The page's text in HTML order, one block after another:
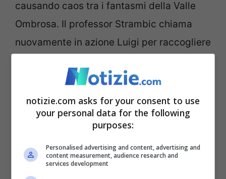
causando caos tra i fantasmi della Valle
Ombrosa. Il professor Strambic chiama
nuovamente in azione Luigi per raccogliere
aspirando i fantasmi ribelli con il suo fidato
Poltergust 5000.
notizie.com asks for your consent to use
your personal data for the following
purposes:
Personalised advertising and content, advertising and
content measurement, audience research and
services development